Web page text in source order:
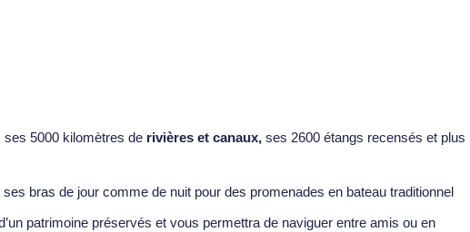
ses 5000 kilomètres de rivières et canaux, ses 2600 étangs recensés et plus
bras de jour comme de nuit pour des promenades en bateau traditionnel
patrimoine préservés et vous permettra de naviguer entre amis ou en